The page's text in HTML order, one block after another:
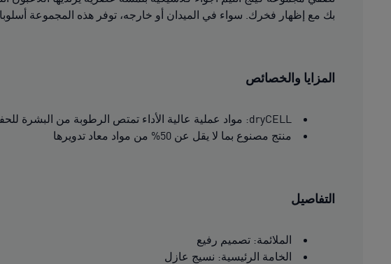
بك مع إظهار فخرك. سواء في الميدان أو خارجه، توفر هذه المجموعة أسلوبا
المزايا والخصائص
dryCELL: مواد عملية عالية الأداء تمتص الرطوبة من البشرة للحفاظ على جفافك وراحتك أثناء ممارسة التمارين الرياضية
منتج مصنوع بما لا يقل عن 50% من مواد معاد تدويرها
التفاصيل
الملائمة: تصميم رفيع
الخامة الرئيسية: نسيج عازل